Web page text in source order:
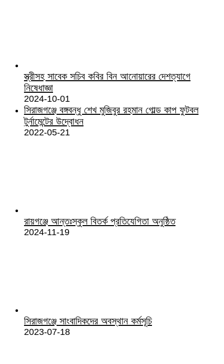
স্ত্রীসহ সাবেক সচিব কবির বিন আনোয়ারের দেশত্যাগে
নিষেধাজ্ঞা
2024-10-01
সিরাজগঞ্জে বঙ্গবন্ধু শেখ মুজিবুর রহমান গোল্ড কাপ ফুটবল
টুর্নামেন্টের উদ্বোধন
2022-05-21
রায়গঞ্জে আন্তঃস্কুল বিতর্ক প্রতিযেগিতা অনুষ্ঠিত
2024-11-19
সিরাজগঞ্জে সাংবাদিকদের অবস্থান কর্মসূচি
2023-07-18